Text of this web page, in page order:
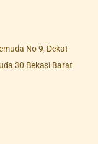
No 9, Dekat
30 Bekasi Barat